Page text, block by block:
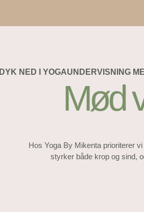
DYK NED I YOGAUNDERVISNING
Mød
Hos Yoga By Mikenta prioriterer
styrker både krop og sind,